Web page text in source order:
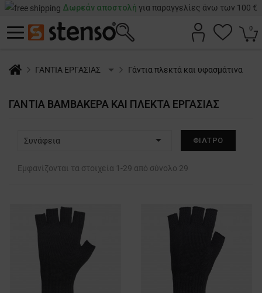
Δωρεάν αποστολή για παραγγελίες άνω των 100 €
0
ΓΑΝΤΙΑ ΕΡΓΑΣΙΑΣ Γάντια πλεκτά και υφασμάτινα
ΓΆΝΤΙΑ ΒΑΜΒΑΚΕΡΆ ΚΑΙ ΠΛΕΚΤΆ ΕΡΓΑΣΊΑΣ
Συνάφεια  ΦΊΛΤΡΟ
Εμφανίζονται τα στοιχεία 1-29 από σύνολο 29